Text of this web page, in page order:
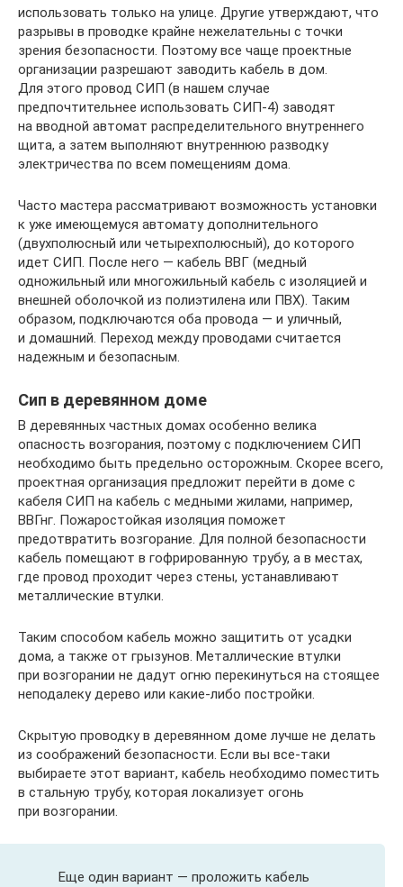
использовать только на улице. Другие утверждают, что
разрывы в проводке крайне нежелательны с точки
зрения безопасности. Поэтому все чаще проектные
организации разрешают заводить кабель в дом.
Для этого провод СИП (в нашем случае
предпочтительнее использовать СИП-4) заводят
на вводной автомат распределительного внутреннего
щита, а затем выполняют внутреннюю разводку
электричества по всем помещениям дома.
Часто мастера рассматривают возможность установки
к уже имеющемуся автомату дополнительного
(двухполюсный или четырехполюсный), до которого
идет СИП. После него — кабель ВВГ (медный
одножильный или многожильный кабель с изоляцией и
внешней оболочкой из полиэтилена или ПВХ). Таким
образом, подключаются оба провода — и уличный,
и домашний. Переход между проводами считается
надежным и безопасным.
Сип в деревянном доме
В деревянных частных домах особенно велика
опасность возгорания, поэтому с подключением СИП
необходимо быть предельно осторожным. Скорее всего,
проектная организация предложит перейти в доме с
кабеля СИП на кабель с медными жилами, например,
ВВГнг. Пожаростойкая изоляция поможет
предотвратить возгорание. Для полной безопасности
кабель помещают в гофрированную трубу, а в местах,
где провод проходит через стены, устанавливают
металлические втулки.
Таким способом кабель можно защитить от усадки
дома, а также от грызунов. Металлические втулки
при возгорании не дадут огню перекинуться на стоящее
неподалеку дерево или какие-либо постройки.
Скрытую проводку в деревянном доме лучше не делать
из соображений безопасности. Если вы все-таки
выбираете этот вариант, кабель необходимо поместить
в стальную трубу, которая локализует огонь
при возгорании.
Еще один вариант — проложить кабель